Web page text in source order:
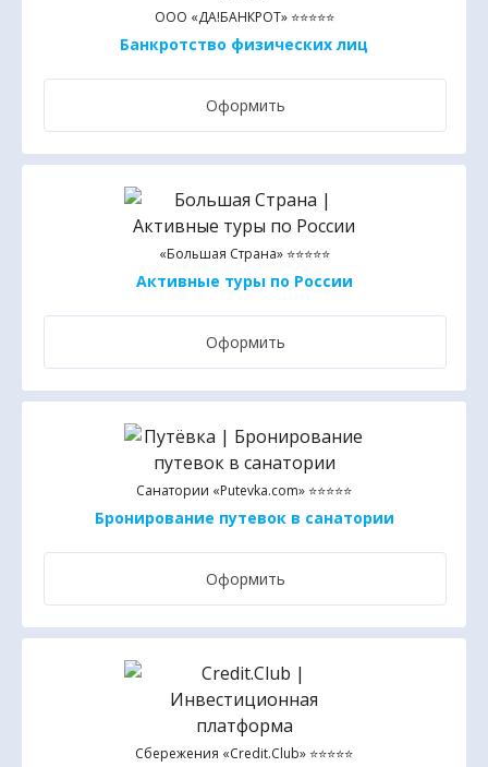
ООО «ДА!БАНКРОТ» ⭐⭐⭐⭐⭐
Банкротство физических лиц
Оформить
«Большая Страна» ⭐⭐⭐⭐⭐
Активные туры по России
Оформить
Санатории «Putevka.com» ⭐⭐⭐⭐⭐
Бронирование путевок в санатории
Оформить
Сбережения «Credit.Club» ⭐⭐⭐⭐⭐